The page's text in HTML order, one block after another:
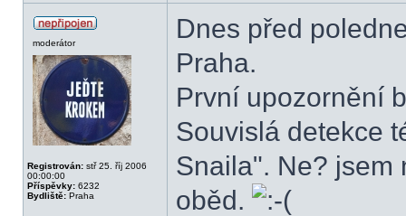
moderátor
Registrován: stř 25. říj 2006
00:00:00
Příspěvky: 6232
Bydliště: Praha
Dnes před
Praha.
První upozornění
Souvislá detekce
Snaila". Ne? jsem
oběd.